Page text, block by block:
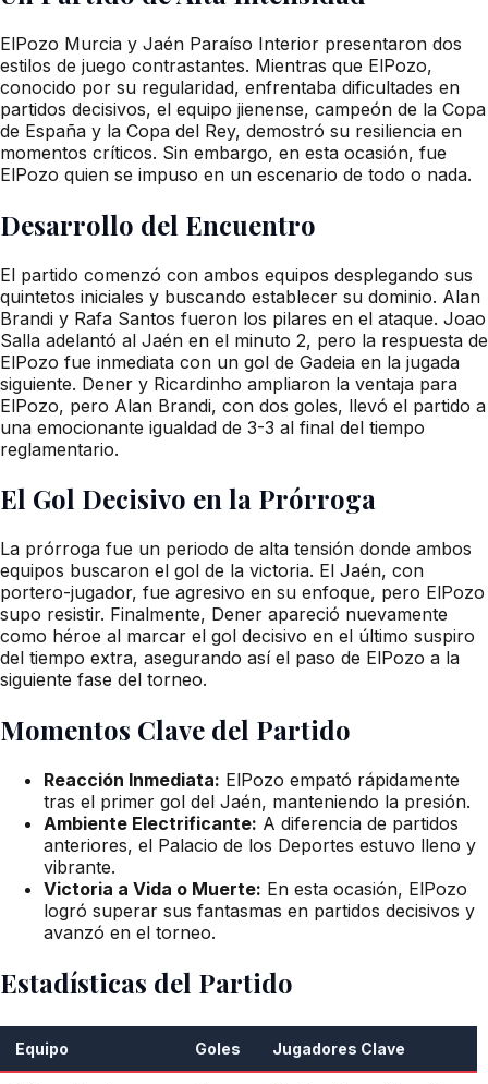
ElPozo Murcia y Jaén Paraíso Interior presentaron dos
estilos de juego contrastantes. Mientras que ElPozo,
conocido por su regularidad, enfrentaba dificultades en
partidos decisivos, el equipo jienense, campeón de la Copa
de España y la Copa del Rey, demostró su resiliencia en
momentos críticos. Sin embargo, en esta ocasión, fue
ElPozo quien se impuso en un escenario de todo o nada.
Desarrollo del Encuentro
El partido comenzó con ambos equipos desplegando sus
quintetos iniciales y buscando establecer su dominio. Alan
Brandi y Rafa Santos fueron los pilares en el ataque. Joao
Salla adelantó al Jaén en el minuto 2, pero la respuesta de
ElPozo fue inmediata con un gol de Gadeia en la jugada
siguiente. Dener y Ricardinho ampliaron la ventaja para
ElPozo, pero Alan Brandi, con dos goles, llevó el partido a
una emocionante igualdad de 3-3 al final del tiempo
reglamentario.
El Gol Decisivo en la Prórroga
La prórroga fue un periodo de alta tensión donde ambos
equipos buscaron el gol de la victoria. El Jaén, con
portero-jugador, fue agresivo en su enfoque, pero ElPozo
supo resistir. Finalmente, Dener apareció nuevamente
como héroe al marcar el gol decisivo en el último suspiro
del tiempo extra, asegurando así el paso de ElPozo a la
siguiente fase del torneo.
Momentos Clave del Partido
Reacción Inmediata: ElPozo empató rápidamente
tras el primer gol del Jaén, manteniendo la presión.
Ambiente Electrificante: A diferencia de partidos
anteriores, el Palacio de los Deportes estuvo lleno y
vibrante.
Victoria a Vida o Muerte: En esta ocasión, ElPozo
logró superar sus fantasmas en partidos decisivos y
avanzó en el torneo.
Estadísticas del Partido
Equipo Goles Jugadores Clave